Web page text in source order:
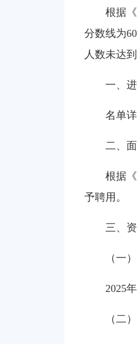
根据
分数线为
人数未达
一、
名单
二、
根据
予聘用。
三、
（一
2025
（二